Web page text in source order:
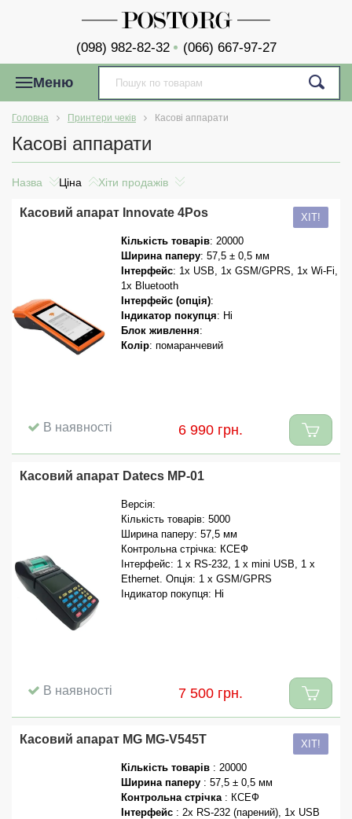
(098) 982-82-32 (066) 667-97-27
Меню
Головна Принтери чеків Касові аппарати
Касові аппарати
Назва Ціна Хіти продажів
Касовий апарат Innovate 4Pos
ХІТ!
Кількість товарів: 20000
Ширина паперу: 57,5 ± 0,5 мм
Інтерфейс: 1x USB, 1x GSM/GPRS, 1x Wi-Fi,
1x Bluetooth
Інтерфейс (опція):
Індикатор покупця: Ні
Блок живлення:
Колір: помаранчевий
В наявності 6 990 грн.
Касовий апарат Datecs MP-01
Версія:
Кількість товарів: 5000
Ширина паперу: 57,5 ​​мм
Контрольна стрічка: КСЕФ
Інтерфейс: 1 x RS-232, 1 x mini USB, 1 x
Ethernet. Опція: 1 x GSM/GPRS
Індикатор покупця: Ні
В наявності 7 500 грн.
Касовий апарат MG MG-V545T
ХІТ!
Кількість товарів : 20000
Ширина паперу : 57,5 ± 0,5 мм
Контрольна стрічка: КСЕФ
Інтерфейс : 2x RS-232 (парений), 1x USB